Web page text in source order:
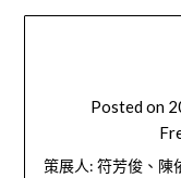
Posted on
策展人: 符芳俊、陳